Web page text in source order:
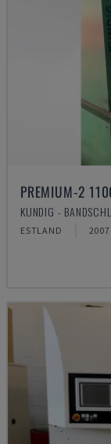
PREMIUM-2
KUNDIG -
ESTLAND 2007